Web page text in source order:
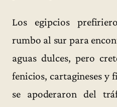
Los egipcios
rumbo al sur para
aguas dulces, pero
fenicios, cartagineses y
se apoderaron del